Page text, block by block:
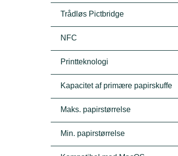
Trådløs Pictbridge
NFC
Printteknologi
Kapacitet af primære papirskuffe
Maks. papirstørrelse
Min. papirstørrelse